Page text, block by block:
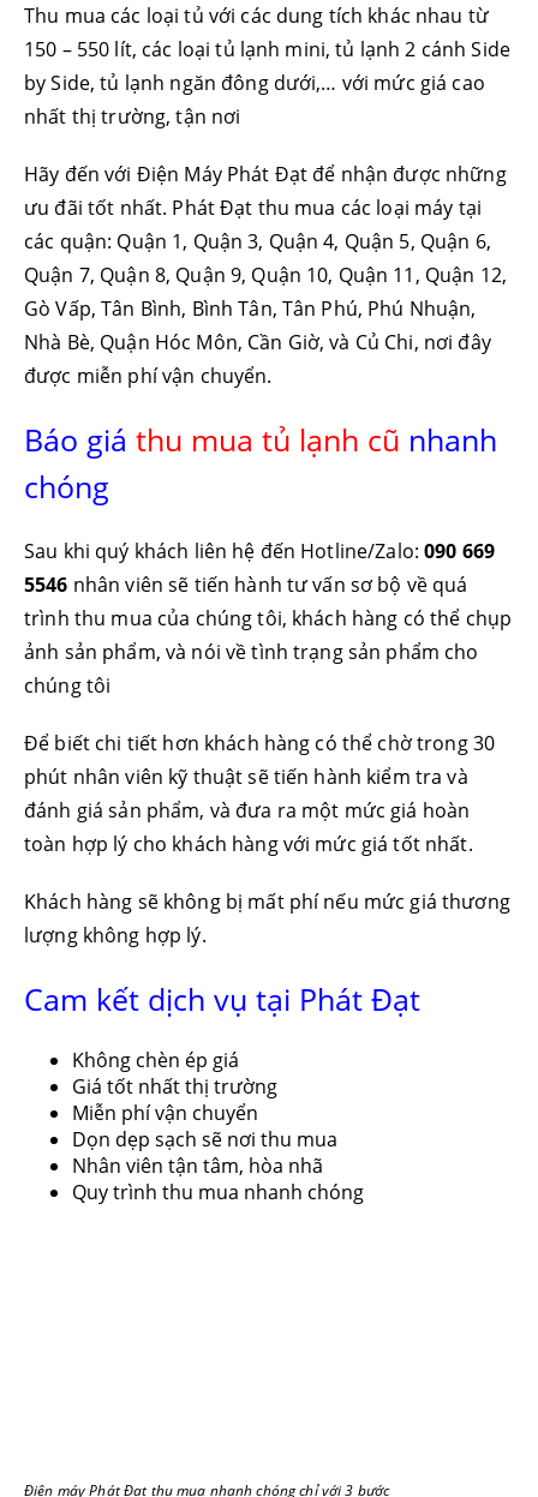
Thu mua các loại tủ với các dung tích khác nhau từ
150 – 550 lít, các loại tủ lạnh mini, tủ lạnh 2 cánh Side
by Side, tủ lạnh ngăn đông dưới,… với mức giá cao
nhất thị trường, tận nơi
Hãy đến với Điện Máy Phát Đạt để nhận được những
ưu đãi tốt nhất. Phát Đạt thu mua các loại máy tại
các quận: Quận 1, Quận 3, Quận 4, Quận 5, Quận 6,
Quận 7, Quận 8, Quận 9, Quận 10, Quận 11, Quận 12,
Gò Vấp, Tân Bình, Bình Tân, Tân Phú, Phú Nhuận,
Nhà Bè, Quận Hóc Môn, Cần Giờ, và Củ Chi, nơi đây
được miễn phí vận chuyển.
Báo giá thu mua tủ lạnh cũ nhanh
chóng
Sau khi quý khách liên hệ đến Hotline/Zalo:090 669
5546 nhân viên sẽ tiến hành tư vấn sơ bộ về quá
trình thu mua của chúng tôi, khách hàng có thể chụp
ảnh sản phẩm, và nói về tình trạng sản phẩm cho
chúng tôi
Để biết chi tiết hơn khách hàng có thể chờ trong 30
phút nhân viên kỹ thuật sẽ tiến hành kiểm tra và
đánh giá sản phẩm, và đưa ra một mức giá hoàn
toàn hợp lý cho khách hàng với mức giá tốt nhất.
Khách hàng sẽ không bị mất phí nếu mức giá thương
lượng không hợp lý.
Cam kết dịch vụ tại Phát Đạt
Không chèn ép giá
Giá tốt nhất thị trường
Miễn phí vận chuyển
Dọn dẹp sạch sẽ nơi thu mua
Nhân viên tận tâm, hòa nhã
Quy trình thu mua nhanh chóng
Điện máy Phát Đạt thu mua nhanh chóng chỉ với 3 bước